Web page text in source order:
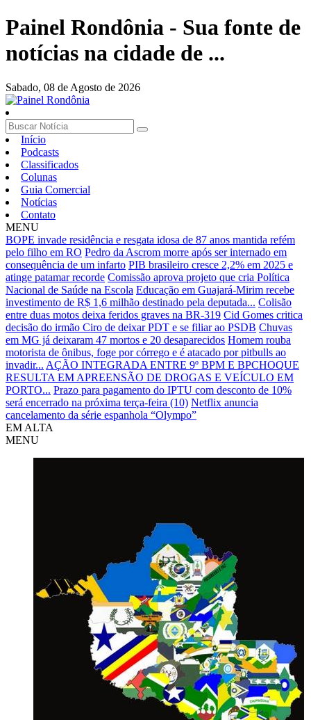
Painel Rondônia - Sua fonte de
notícias na cidade de ...
Sabado, 08 de Agosto de 2026
Início
Podcasts
Classificados
Colunas
Guia Comercial
Notícias
Contato
MENU
BOPE invade residência e resgata idosa de 87 anos mantida refém
pelo filho em RO Pedro da Ascrom morre após ser internado em
consequência de um infarto PIB brasileiro cresce 2,2% em 2025 e
atinge patamar recorde Comissão aprova projeto que cria Política
Nacional de Saúde na Escola Educação em Guajará-Mirim recebe
investimento de R$ 1,6 milhão destinado pela deputada... Colisão
entre duas motos deixa feridos graves na BR-319 Cid Gomes critica
decisão do irmão Ciro de deixar PDT e se filiar ao PSDB Chuvas
em MG já deixaram 47 mortos e 20 desaparecidos Homem rouba
motorista de ônibus, foge por córrego e é atacado por pitbulls ao
invadir... AÇÃO INTEGRADA ENTRE 9º BPM E BPCHOQUE
RESULTA EM APREENSÃO DE DROGAS E VEÍCULO EM
PORTO... Prazo para pagamento do IPTU com desconto de 10%
será encerrado na próxima terça-feira (10) Netflix anuncia
cancelamento da série espanhola “Olympo”
EM ALTA
MENU